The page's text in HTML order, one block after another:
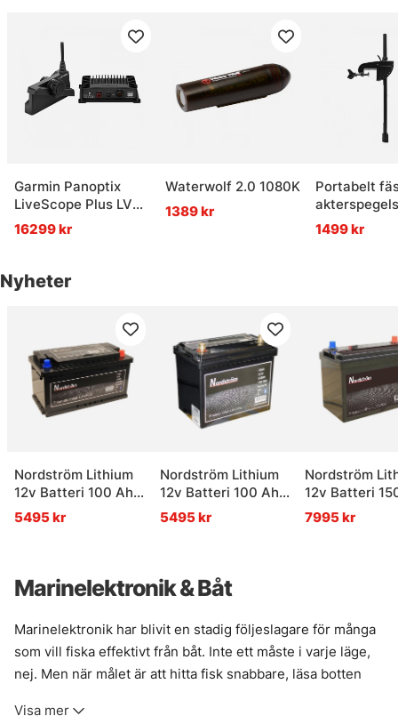
Garmin Panoptix
LiveScope Plus LVS
34 System
16299 kr
Waterwolf 2.0 1080K
1389 kr
Portabelt
Minn Kota
1499 kr
Nyheter
Nordström Lithium
12v Batteri 100 Ah
BT L5
5495 kr
Nordström Lithium
12v Batteri 100 Ah
Marine BT
5495 kr
Nordström
12v Batteri
BT
7995 kr
Marinelektronik & Båt
Marinelektronik har blivit en stadig följeslagare för många
som vill fiska effektivt från båt. Inte ett måste i varje läge,
nej. Men när målet är att hitta fisk snabbare, läsa botten
Visa mer